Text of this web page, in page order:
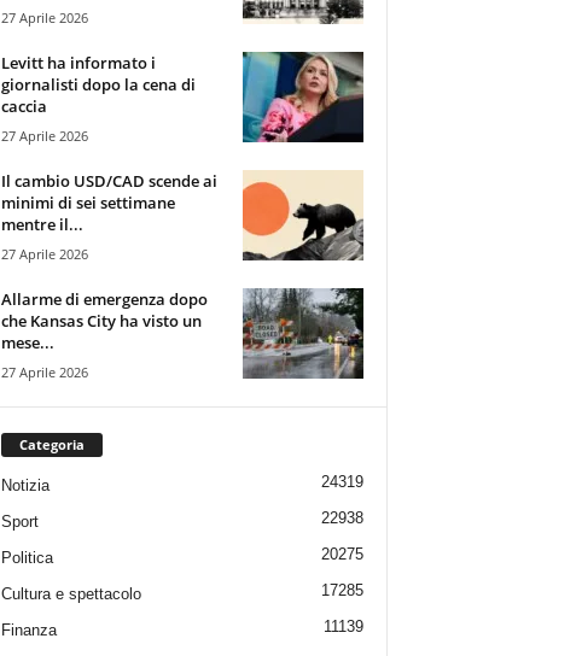
27 Aprile 2026
Levitt ha informato i
giornalisti dopo la cena di
caccia
27 Aprile 2026
Il cambio USD/CAD scende ai
minimi di sei settimane
mentre il...
27 Aprile 2026
Allarme di emergenza dopo
che Kansas City ha visto un
mese...
27 Aprile 2026
Categoria
Notizia 24319
Sport 22938
Politica 20275
Cultura e spettacolo 17285
Finanza
11139